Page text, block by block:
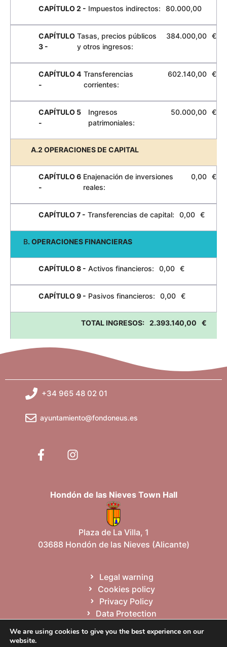
CAPÍTULO 2 - Impuestos indirectos: 80.000,00
CAPÍTULO
3 -
Tasas, precios públicos
y otros ingresos:
384.000,00 €
CAPÍTULO 4
-
Transferencias
corrientes:
602.140,00 €
CAPÍTULO 5
-
Ingresos
patrimoniales:
50.000,00 €
A.2 OPERACIONES DE CAPITAL
CAPÍTULO 6
-
Enajenación de inversiones
reales:
0,00 €
CAPÍTULO 7 - Transferencias de capital: 0,00 €
B. OPERACIONES FINANCIERAS
CAPÍTULO 8 - Activos financieros: 0,00 €
CAPÍTULO 9 - Pasivos financieros: 0,00 €
TOTAL INGRESOS: 2.393.140,00 €
+34 965 48 02 01
ayuntamiento@fondoneus.es
Hondón de las Nieves Town Hall
Plaza de La Villa, 1
03688 Hondón de las Nieves (Alicante)
Legal warning
Cookies policy
Privacy Policy
Data Protection
We are using cookies to give you the best experience on our
website.